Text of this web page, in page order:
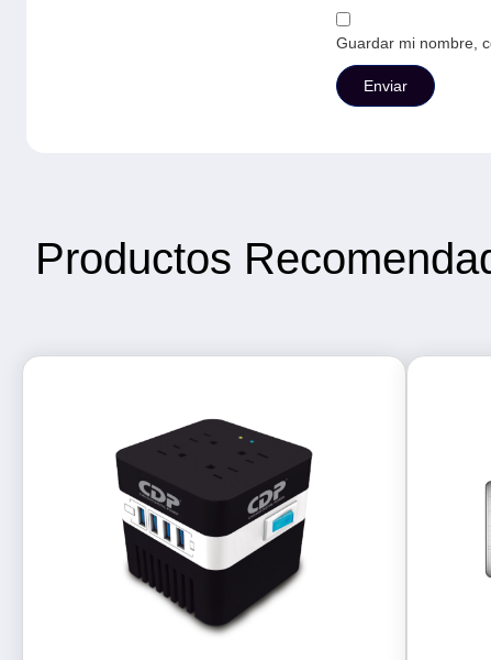
Guardar mi nombre,
Productos